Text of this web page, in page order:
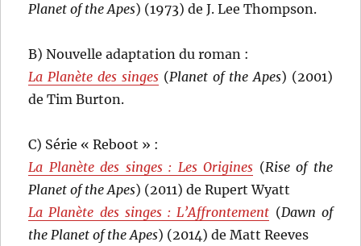
Planet of the Apes) (1973) de J. Lee Thompson.
B) Nouvelle adaptation du roman :
La Planète des singes (Planet of the Apes) (2001)
de Tim Burton.
C) Série « Reboot » :
La Planète des singes : Les Origines (Rise of the
Planet of the Apes) (2011) de Rupert Wyatt
La Planète des singes : L’Affrontement (Dawn of
the Planet of the Apes) (2014) de Matt Reeves